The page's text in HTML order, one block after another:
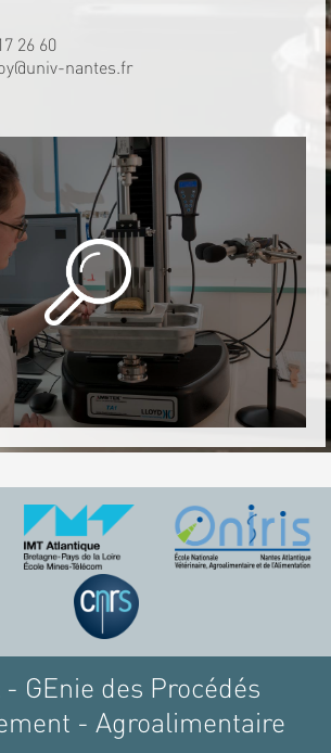
26 60
nantes.fr
- GEnie des Procédés
- Agroalimentaire